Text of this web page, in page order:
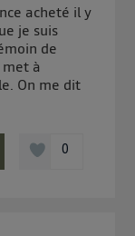
acheté il y
je suis
de
à
On me dit
0